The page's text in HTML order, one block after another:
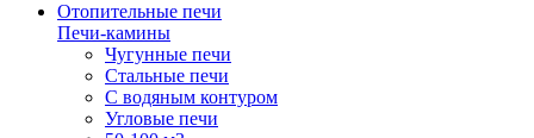
Отопительные печи
Печи-камины
Чугунные печи
Стальные печи
С водяным контуром
Угловые печи